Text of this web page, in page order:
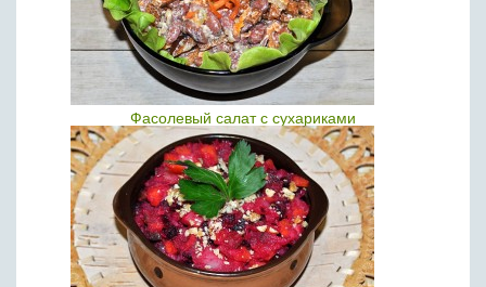
Фасолевый салат с сухариками